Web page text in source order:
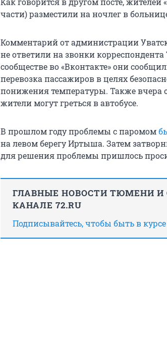
части) разместили на ночлег в
Комментарий от администрации
не ответили на звонки
сообществе во «Вконтакте» они
перевозка пассажиров в целях
понижения температуры. Также
жители могут греться в автобусе.
В прошлом году проблемы с паромом
на левом берегу Иртыша. Затем
для решения проблемы пришлось
ГЛАВНЫЕ НОВОСТИ ТЮМЕНИ И
КАНАЛЕ 72.RU
Подписывайтесь, чтобы быть в